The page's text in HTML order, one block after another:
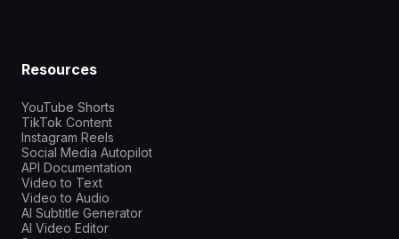
Resources
YouTube Shorts
TikTok Content
Instagram Reels
Social Media Autopilot
API Documentation
Video to Text
Video to Audio
AI Subtitle Generator
AI Video Editor